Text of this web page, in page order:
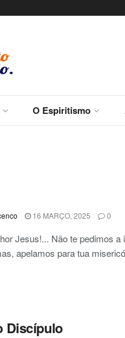
O Espiritismo
16 MARÇO, 2025 0
Jesus!... Não te pedimos a
apelamos para tua
Discípulo